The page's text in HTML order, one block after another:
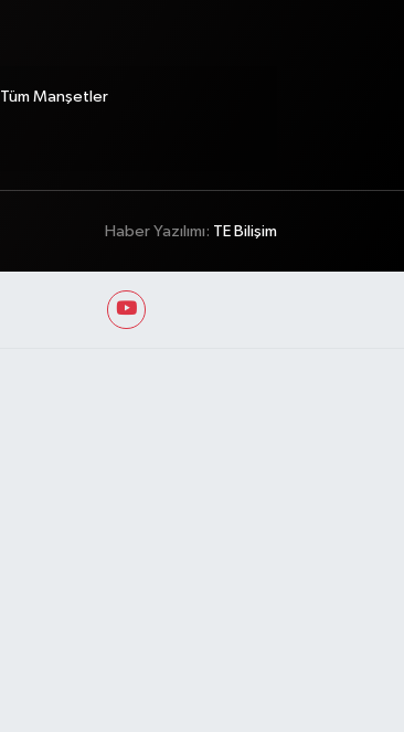
Tüm Manşetler
Haber Yazılımı: TE Bilişim